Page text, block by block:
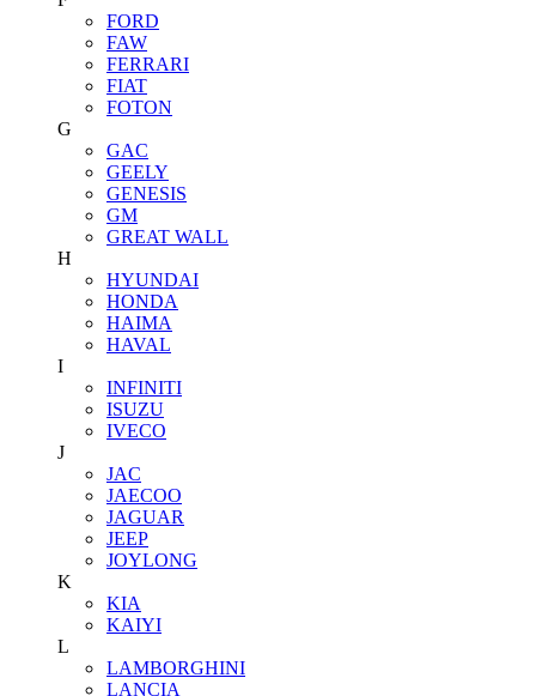
FORD
FAW
FERRARI
FIAT
FOTON
G
GAC
GEELY
GENESIS
GM
GREAT WALL
H
HYUNDAI
HONDA
HAIMA
HAVAL
I
INFINITI
ISUZU
IVECO
J
JAC
JAECOO
JAGUAR
JEEP
JOYLONG
K
KIA
KAIYI
L
LAMBORGHINI
LANCIA